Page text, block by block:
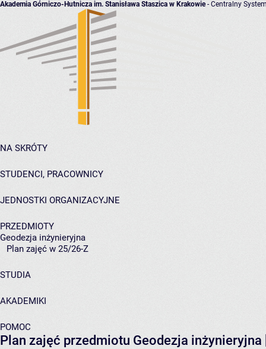
Akademia Górniczo-Hutnicza im. Stanisława Staszica w Krakowie- Centralny
NA SKRÓTY
STUDENCI, PRACOWNICY
JEDNOSTKI ORGANIZACYJNE
PRZEDMIOTY
Geodezja inżynieryjna
Plan zajęć w 25/26-Z
STUDIA
AKADEMIKI
POMOC
Plan zajęć przedmiotu Geodezja inżynieryjna